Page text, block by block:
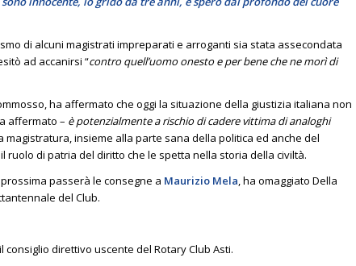
di alcuni magistrati impreparati e arroganti sia stata assecondata
ad accanirsi “contro quell’uomo onesto e per bene che ne morì di
ha affermato che oggi la situazione della giustizia italiana non
affermato – è potenzialmente a rischio di cadere vittima di analoghi
insieme alla parte sana della politica ed anche del
ruolo di patria del diritto che le spetta nella storia della civiltà.
passerà le consegne a Maurizio Mela, ha omaggiato Della
del Club.
consiglio direttivo uscente del Rotary Club Asti.